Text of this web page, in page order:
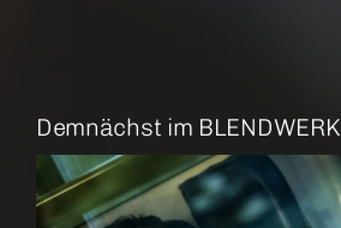
Demnächst im BLENDWERK